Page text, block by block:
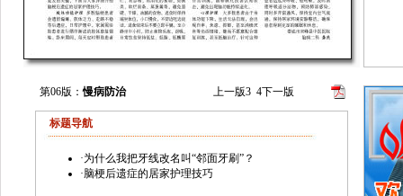
第06版：慢病防治 上一版3 4下一版
标题导航
·为什么我把牙线改名叫“邻面牙刷”？
·脑梗后遗症的居家护理技巧